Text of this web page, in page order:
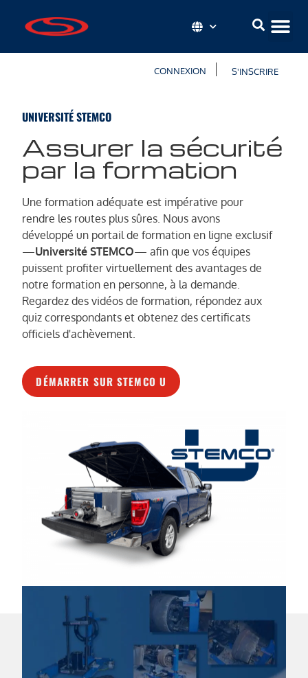
CONNEXION S'INSCRIRE
UNIVERSITÉ STEMCO
Assurer la sécurité
par la formation
Une formation adéquate est impérative pour
rendre les routes plus sûres. Nous avons
développé un portail de formation en ligne exclusif
—Université STEMCO— afin que vos équipes
puissent profiter virtuellement des avantages de
notre formation en personne, à la demande.
Regardez des vidéos de formation, répondez aux
quiz correspondants et obtenez des certificats
officiels d'achèvement.
DÉMARRER SUR STEMCO U